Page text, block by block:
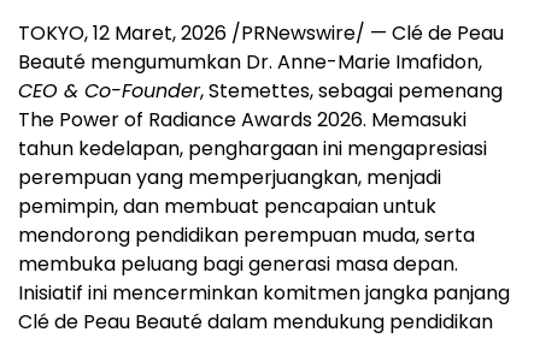
TOKYO, 12 Maret, 2026 /PRNewswire/ — Clé de Peau
Beauté mengumumkan Dr. Anne-Marie Imafidon,
CEO & Co-Founder, Stemettes, sebagai pemenang
The Power of Radiance Awards 2026. Memasuki
tahun kedelapan, penghargaan ini mengapresiasi
perempuan yang memperjuangkan, menjadi
pemimpin, dan membuat pencapaian untuk
mendorong pendidikan perempuan muda, serta
membuka peluang bagi generasi masa depan.
Inisiatif ini mencerminkan komitmen jangka panjang
Clé de Peau Beauté dalam mendukung pendidikan